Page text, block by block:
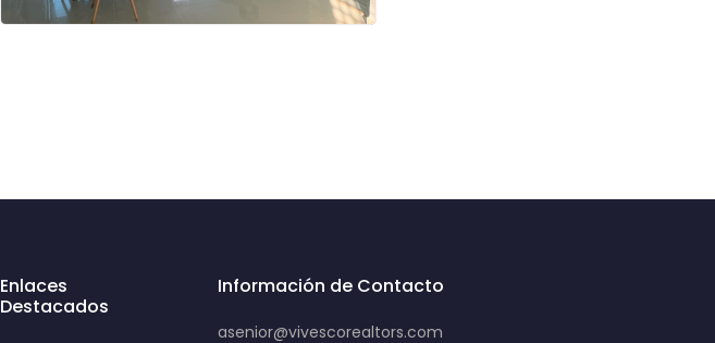
Enlaces
Destacados
Información de Contacto
asenior@vivescorealtors.com